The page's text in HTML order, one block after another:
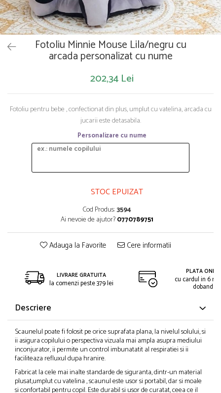
Papusi si accesorii
Trotinete
Trenulete si masinute
Unelte si bancuri de lucru
Fotoliu Minnie Mouse Lila/negru cu
arcada personalizat cu nume
202,34 Lei
Fotoliu pentru bebe , confectionat din plus, umplut cu vatelina, arcada cu
jucarii este detasabila.
Personalizare cu nume
STOC EPUIZAT
Cod Produs:3594
Ai nevoie de ajutor?0770789751
Adauga la Favorite Cere informatii
LIVRARE GRATUITA
la comenzi peste 379 lei
PLATA
cu cardul in 6
dobanda
Descriere
Scaunelul poate fi folosit pe orice suprafata plana, la nivelul solului, si
ii asigura copilului o perspectiva vizuala mai ampla asupra mediului
inconjurator, ii permite un control imbunatatit al respiratiei si ii
faciliteaza refluxul dupa hranire.
Fabricat la cele mai inalte standarde de siguranta, dintr-un material
plusat,umplut cu vatelina , scaunul este usor si portabil, dar si moale
si confortabil pentru copil. Este durabil si usor de curatat, ceea ce il